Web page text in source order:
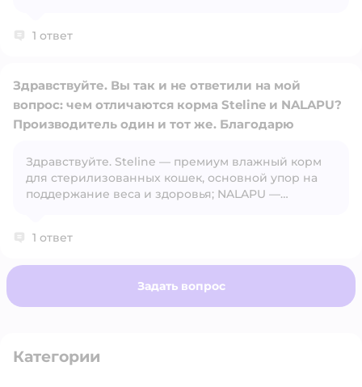
просто сбалансированного питания к
(например, при МКБ, аллергии, ЖКТ-проблемах),
могу подобрать проверенные варианты от
брендов, которые уже специализируются на
Veterinary, Hill’s Prescription Diet или Monge
VetSolution.
1 ответ
Открыть вопрос
Здравствуйте. Вы так и не ответили на мой
вопрос: чем отличаются корма Steline и NALAPU?
Производитель один и тот же. Благодарю
Здравствуйте. Steline — премиум влажный корм
для стерилизованных кошек, основной упор на
поддержание веса и здоровья; NALAPU —
стресса.
1 ответ
Задать вопрос
Категории